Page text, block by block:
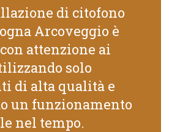
di citofono
Arcoveggio è
attenzione ai
solo
di alta qualità e
un funzionamento
nel tempo.